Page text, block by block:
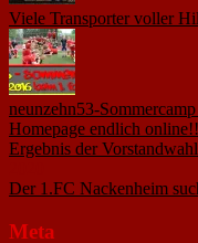
Viele Transporter voller
neunzehn53-
Homepage endlich
Ergebnis der
Der 1.FC Nackenheim
Meta